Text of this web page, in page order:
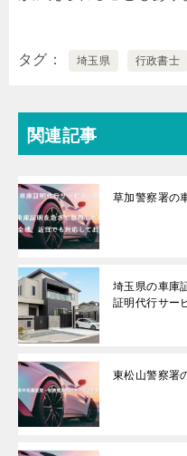
タグ 埼玉県 行政書士
関連記事
草加警察署の
埼玉県の車庫
証明代行サー
東松山警察署